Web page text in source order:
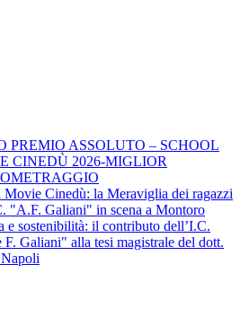
PREMIO ASSOLUTO – SCHOOL
CINEDÙ 2026-MIGLIOR
Movie Cinedù: la Meraviglia dei ragazzi
"A.F. Galiani" in scena a Montoro
e sostenibilità: il contributo dell’I.C.
F. Galiani" alla tesi magistrale del dott.